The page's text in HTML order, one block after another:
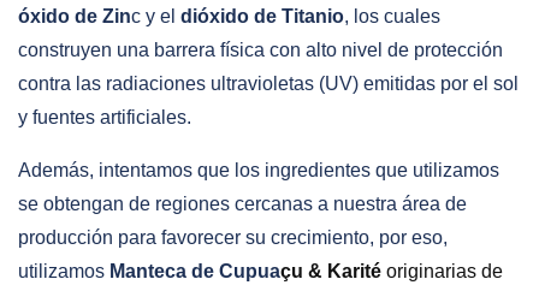
óxido de Zinc y el dióxido de Titanio, los cuales
construyen una barrera física con alto nivel de protección
contra las radiaciones ultravioletas (UV) emitidas por el sol
y fuentes artificiales.
Además, intentamos que los ingredientes que utilizamos
se obtengan de regiones cercanas a nuestra área de
producción para favorecer su crecimiento, por eso,
utilizamos Manteca de Cupuaçu & Karité originarias de